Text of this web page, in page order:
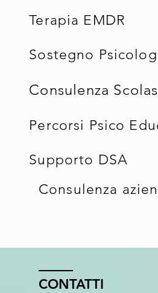
Terapia EMDR
Sostegno
Consulenza
Percorsi Psico
Supporto DSA
Consulenza
CONTATTI